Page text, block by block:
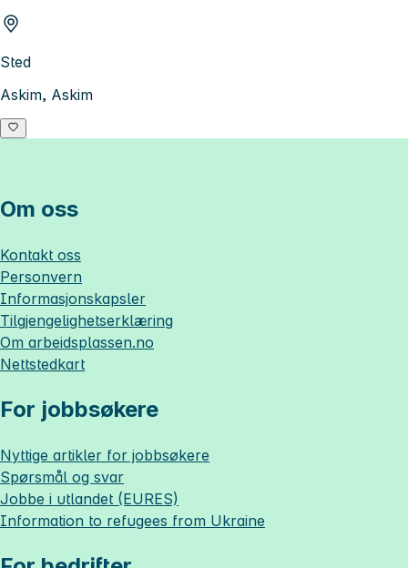
Sted
Askim, Askim
Om oss
Kontakt oss
Personvern
Informasjonskapsler
Tilgjengelighetserklæring
Om arbeidsplassen.no
Nettstedkart
For jobbsøkere
Nyttige artikler for jobbsøkere
Spørsmål og svar
Jobbe i utlandet (EURES)
Information to refugees from Ukraine